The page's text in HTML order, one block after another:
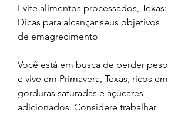
Evite alimentos processados, Texas:
Dicas para alcançar seus objetivos
de emagrecimento
Você está em busca de perder peso
e vive em Primavera, Texas, ricos em
gorduras saturadas e açúcares
adicionados. Considere trabalhar